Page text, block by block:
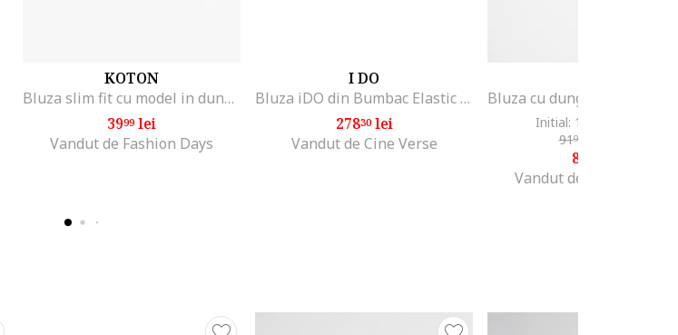
KOTON
Bluza slim fit cu model in dungi, Negru/Alb optic
3999lei
Vandut de Fashion Days
I DO
Bluza iDO din Bumbac Elastic Raiat cu Imprimeu in Dungi
27830lei
Vandut de Cine Verse
Initial: 168
9199
80
Vandut de Fashion Days